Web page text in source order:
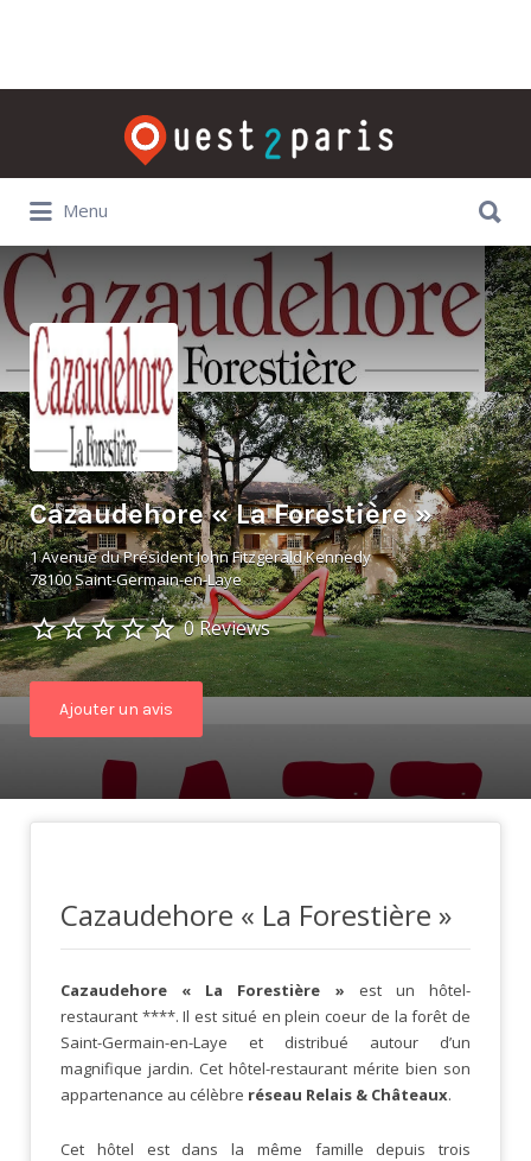
Rechercher:
Menu
Cazaudehore « La Forestière »
1 Avenue du Président John Fitzgerald Kennedy
78100 Saint-Germain-en-Laye
0 Reviews
Ajouter un avis
Cazaudehore « La Forestière »
Cazaudehore « La Forestière » est un hôtel-
restaurant ****. Il est situé en plein coeur de la forêt de
Saint-Germain-en-Laye et distribué autour d’un
magnifique jardin. Cet hôtel-restaurant mérite bien son
appartenance au célèbre réseau Relais & Châteaux.
Cet hôtel est dans la même famille depuis trois